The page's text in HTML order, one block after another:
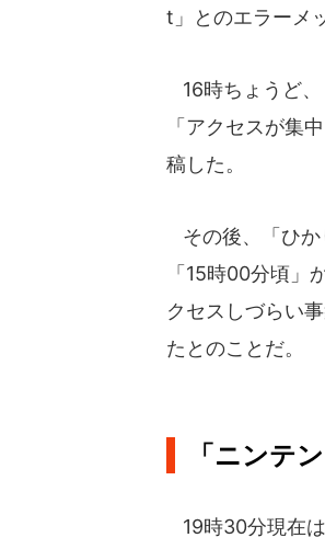
t」とのエラーメ
16時ちょうど
「アクセスが集
稿した。
その後、「ひか
「15時00分頃」
クセスしづらい
たとのことだ。
「ニンテ
19時30分現在